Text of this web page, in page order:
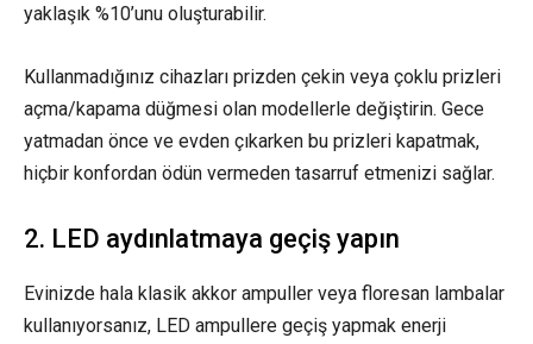
yaklaşık %10’unu oluşturabilir.
Kullanmadığınız cihazları prizden çekin veya çoklu prizleri
açma/kapama düğmesi olan modellerle değiştirin. Gece
yatmadan önce ve evden çıkarken bu prizleri kapatmak,
hiçbir konfordan ödün vermeden tasarruf etmenizi sağlar.
2. LED aydınlatmaya geçiş yapın
Evinizde hala klasik akkor ampuller veya floresan lambalar
kullanıyorsanız, LED ampullere geçiş yapmak enerji